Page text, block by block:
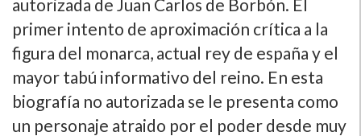
autorizada de Juan Carlos de Borbón. El
primer intento de aproximación crí­tica a la
figura del monarca, actual rey de españa y el
mayor tabú informativo del reino. En esta
biografí­a no autorizada se le presenta como
un personaje atraido por el poder desde muy